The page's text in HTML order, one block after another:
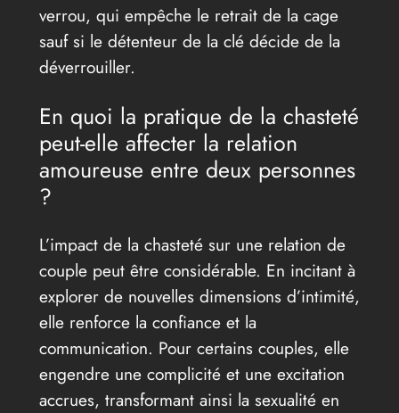
verrou, qui empêche le retrait de la cage
sauf si le détenteur de la clé décide de la
déverrouiller.
En quoi la pratique de la chasteté
peut-elle affecter la relation
amoureuse entre deux personnes
?
L’impact de la chasteté sur une relation de
couple peut être considérable. En incitant à
explorer de nouvelles dimensions d’intimité,
elle renforce la confiance et la
communication. Pour certains couples, elle
engendre une complicité et une excitation
accrues, transformant ainsi la sexualité en